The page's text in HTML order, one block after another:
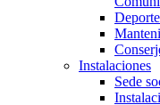
Instalaciones
Sede